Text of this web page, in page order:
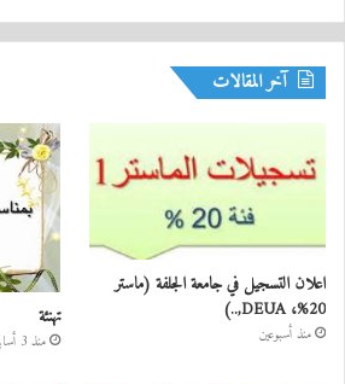
آخر المقالات
اعلان التسجيل في جامعة الجلفة (ماستر
20%، DEUA,..)
منذ أسبوعين
تهنئة
منذ 3 أسابيع